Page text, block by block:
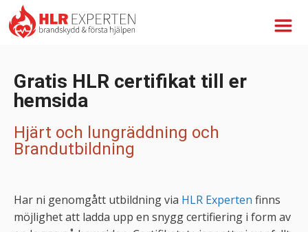
Gratis HLR certifikat till er
hemsida
Hjärt och lungräddning och
Brandutbildning
Har ni genomgått utbildning via HLR Experten finns
möjlighet att ladda upp en snygg certifiering i form av